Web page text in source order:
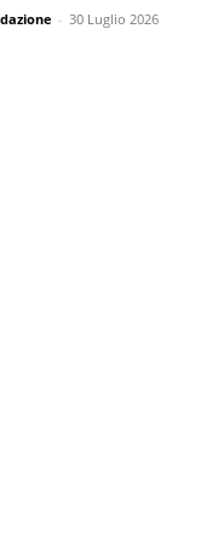
- 30 Luglio 2026